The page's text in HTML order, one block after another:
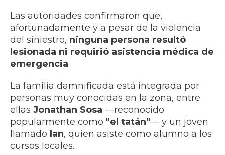
Las autoridades confirmaron que,
afortunadamente y a pesar de la violencia
del siniestro, ninguna persona resultó
lesionada ni requirió asistencia médica de
emergencia.
La familia damnificada está integrada por
personas muy conocidas en la zona, entre
ellas Jonathan Sosa —reconocido
popularmente como "el tatán"— y un joven
llamado Ian, quien asiste como alumno a los
cursos locales.